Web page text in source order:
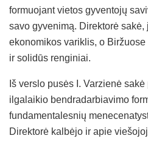
formuojant vietos gyventojų
savo gyvenimą. Direktorė
ekonomikos variklis, o
ir solidūs renginiai.
Iš verslo pusės I. Varzienė
ilgalaikio bendradarbiavimo
fundamentalesnių
Direktorė kalbėjo ir apie